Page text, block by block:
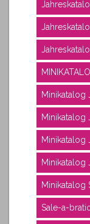
Minikatalog
Minikatalog
Minikatalog
Minikatalog
Minikatalog
Sale-a-